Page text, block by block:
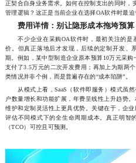
正契合自身业务需求。如何在控制支出的同时，
管理逻辑？这正是当前企业在选择OA软件时最
费用详情：别让隐形成本拖垮预算
不少企业在采购OA软件时，最初关注的是
价。但真正落地后才发现，后续的定制开发、
期。例如，某中型制造企业原本预算10万元采
支付了3.5万元的二次开发费用；再加上为期两
类情况并非个例，而是普遍存在的“成本陷阱”。
从模式上看，SaaS（软件即服务）模式虽然
户数量增长和功能扩展，年费呈线性上升趋势
维护和定制灵活性上更具优势。关键在于，企
评估不同模式下的全生命周期成本。真正明智
（TCO）可控且可预测。